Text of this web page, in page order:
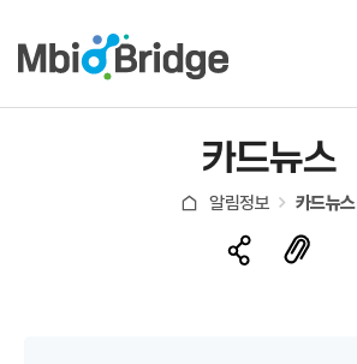
카드뉴스
알림정보 카드뉴스